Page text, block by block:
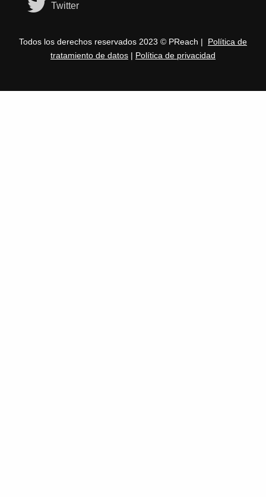
Twitter
Todos los derechos reservados 2023 © PReach | Política de
tratamiento de datos | Política de privacidad